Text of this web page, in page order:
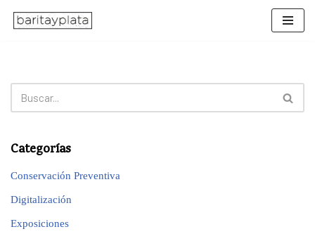
Categorías
Conservación Preventiva
Digitalización
Exposiciones